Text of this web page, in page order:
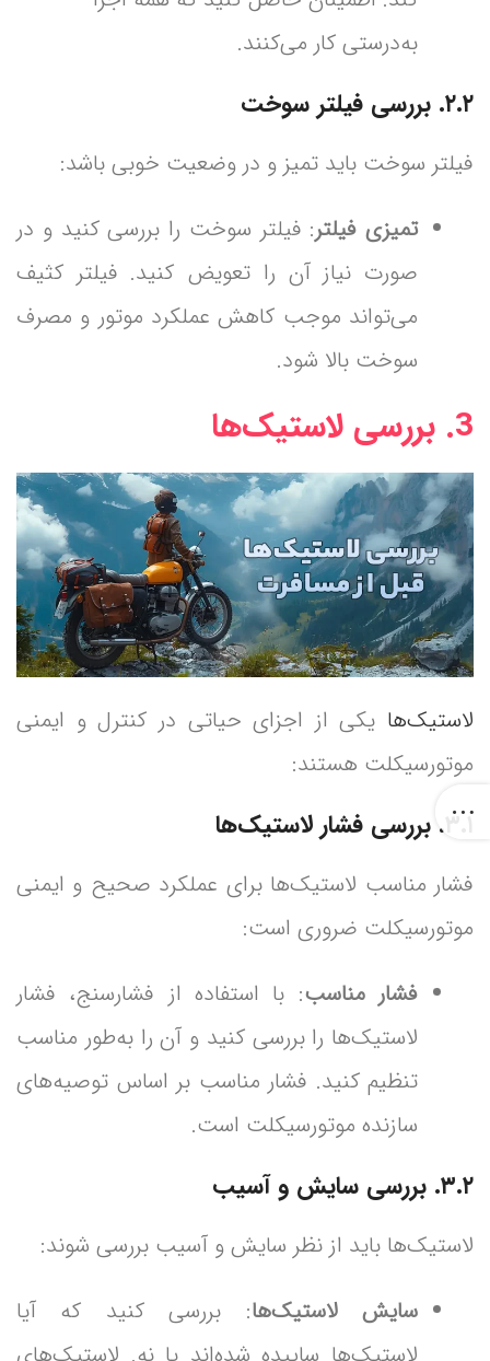
به‌درستی کار می‌کنند.
۲.۲. بررسی فیلتر سوخت
فیلتر سوخت باید تمیز و در وضعیت خوبی باشد:
تمیزی فیلتر: فیلتر سوخت را بررسی کنید و در
صورت نیاز آن را تعویض کنید. فیلتر کثیف
می‌تواند موجب کاهش عملکرد موتور و مصرف
سوخت بالا شود.
3. بررسی لاستیک‌ها
لاستیک‌ها یکی از اجزای حیاتی در کنترل و ایمنی
موتورسیکلت هستند:
۳.۱. بررسی فشار لاستیک‌ها
فشار مناسب لاستیک‌ها برای عملکرد صحیح و ایمنی
موتورسیکلت ضروری است:
فشار مناسب: با استفاده از فشارسنج، فشار
لاستیک‌ها را بررسی کنید و آن را به‌طور مناسب
تنظیم کنید. فشار مناسب بر اساس توصیه‌های
سازنده موتورسیکلت است.
۳.۲. بررسی سایش و آسیب
لاستیک‌ها باید از نظر سایش و آسیب بررسی شوند:
سایش لاستیک‌ها: بررسی کنید که آیا